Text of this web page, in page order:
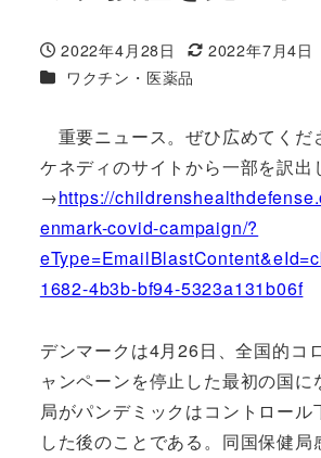
投稿日
2022年4月28日
更新日
2022年7月4日
カテゴリー
ワクチン・医薬品
重要ニュース。ぜひ広めてくだ
ケネディのサイトから一部を訳出
→https://
enmark-covid-campaign/?
1682-4b3b-bf94-5323a131b06f
デンマークは4月26日、全国的コ
ャンペーンを停止した最初の国に
局がパンデミックはコントロール
した後のことである。同国保健局